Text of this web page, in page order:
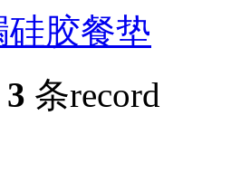
胶餐垫
3 条record